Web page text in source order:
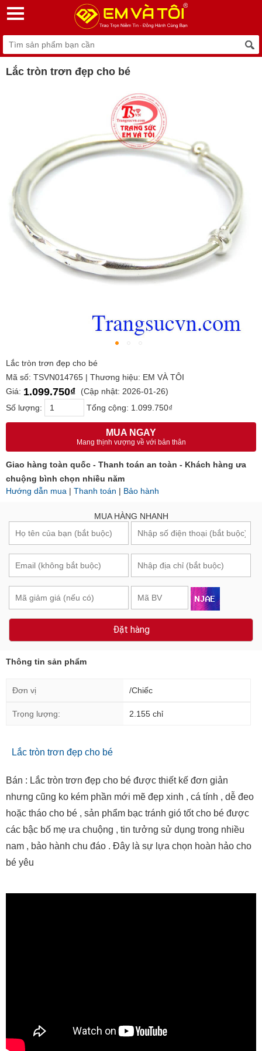
Lắc tròn trơn đẹp cho bé
Lắc tròn trơn đẹp cho bé
Mã số: TSVN014765 | Thương hiệu: EM VÀ TÔI
Giá: 1.099.750₫
(Cập nhật: 2026-01-26)
Số lượng:
Tổng cộng: 1.099.750₫
MUA NGAY
Mang thịnh vượng về với bản thân
Giao hàng toàn quốc - Thanh toán an toàn - Khách hàng ưa
chuộng bình chọn nhiều năm
Hướng dẫn mua | Thanh toán | Bảo hành
MUA HÀNG NHANH
Đặt hàng
Thông tin sản phẩm
Đơn vị /Chiếc
Trọng lượng: 2.155 chỉ
Lắc tròn trơn đẹp cho bé
Bán : Lắc tròn trơn đẹp cho bé được thiết kế đơn giản
nhưng cũng ko kém phần mới mẽ đẹp xinh , cá tính , dễ đeo
hoặc tháo cho bé , sản phẩm bạc tránh gió tốt cho bé được
các bậc bố mẹ ưa chuộng , tin tưởng sử dụng trong nhiều
nam , bảo hành chu đáo . Đây là sự lựa chọn hoàn hảo cho
bé yêu